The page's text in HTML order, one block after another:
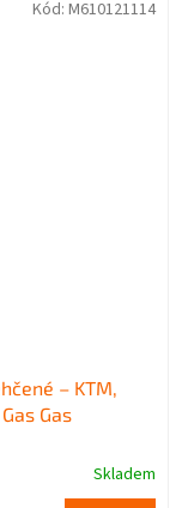
– KTM,
Gas
Skladem
Kód: M610121114